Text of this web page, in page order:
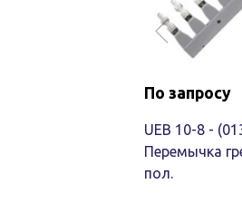
По запросу
UEB 10-8 -
Перемычка
пол.